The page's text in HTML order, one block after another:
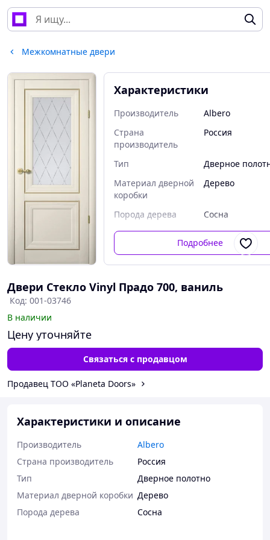
Межкомнатные двери
Характеристики
Производитель
Albero
Страна
производитель
Россия
Тип
Дверное
Материал дверной
коробки
Дерево
Порода дерева Сосна
Подробнее
Двери Стекло Vinyl Прадо 700, ваниль
Код: 001-03746
В наличии
Цену уточняйте
Связаться с продавцом
Продавец ТОО «Planeta Doors»
Характеристики и описание
Производитель
Albero
Страна производитель
Россия
Тип
Дверное полотно
Материал дверной коробки Дерево
Порода дерева
Сосна